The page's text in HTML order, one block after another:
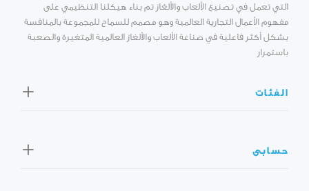
التي تعمل في تصنيع الألعاب والألغاز تم بناء هيكلنا التنظيمي على
مفهوم الأعمال التجارية العالمية وهو مصمم للسماح للمجموعة بالمنافسة
بشكل أكثر فاعلية في صناعة الألعاب والألغاز العالمية المتغيرة والصعبة
باستمرار
الفئات
حسابى